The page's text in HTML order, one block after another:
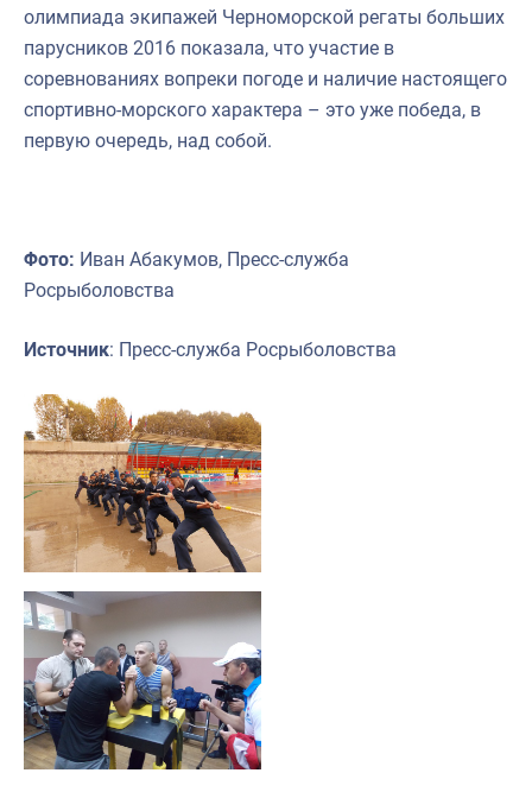
олимпиада экипажей Черноморской регаты больших
парусников 2016 показала, что участие в
соревнованиях вопреки погоде и наличие настоящего
спортивно-морского характера – это уже победа, в
первую очередь, над собой.
Фото: Иван Абакумов, Пресс-служба
Росрыболовства
Источник: Пресс-служба Росрыболовства